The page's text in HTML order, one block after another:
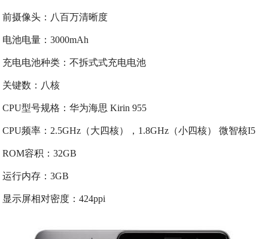
前摄像头：八百万清晰度
电池电量：3000mAh
充电电池种类：不拆式式充电电池
关键数：八核
CPU型号规格：华为海思 Kirin 955
CPU频率：2.5GHz（大四核），1.8GHz（小四核） 微智核I5
ROM容积：32GB
运行内存：3GB
显示屏相对密度：424ppi